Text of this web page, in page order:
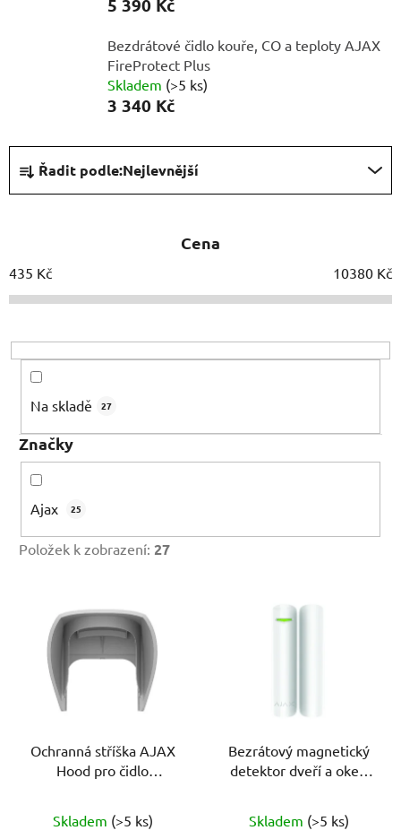
5 390 Kč
Bezdrátové čidlo kouře, CO a teploty AJAX
FireProtect Plus
Skladem (>5 ks)
3 340 Kč
Ř
z
í
p
o
d
ů
Řadit podle:Nejlevnější
Cena
435 Kč 10380 Kč
Na skladě 27
Značky
Ajax 25
Položek k zobrazení: 27
Ochranná stříška AJAX
Hood pro čidlo
Skladem (>5 ks)
Bezrátový magnetický
detektor dveří a oken
hodnocení
Skladem (>5 ks)